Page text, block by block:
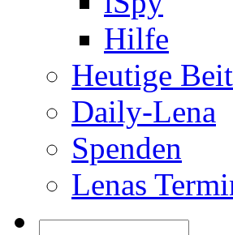
Hilfe
Heutige
Daily-Lena
Spenden
Lenas